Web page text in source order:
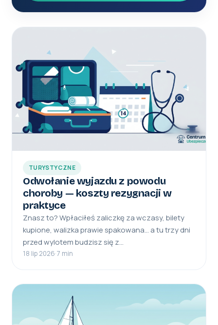
TURYSTYCZNE
Odwołanie wyjazdu z powodu
choroby — koszty rezygnacji w
praktyce
Znasz to? Wpłaciłeś zaliczkę za wczasy, bilety
kupione, walizka prawie spakowana… a tu trzy dni
przed wylotem budzisz się z…
18 lip 2026·7 min